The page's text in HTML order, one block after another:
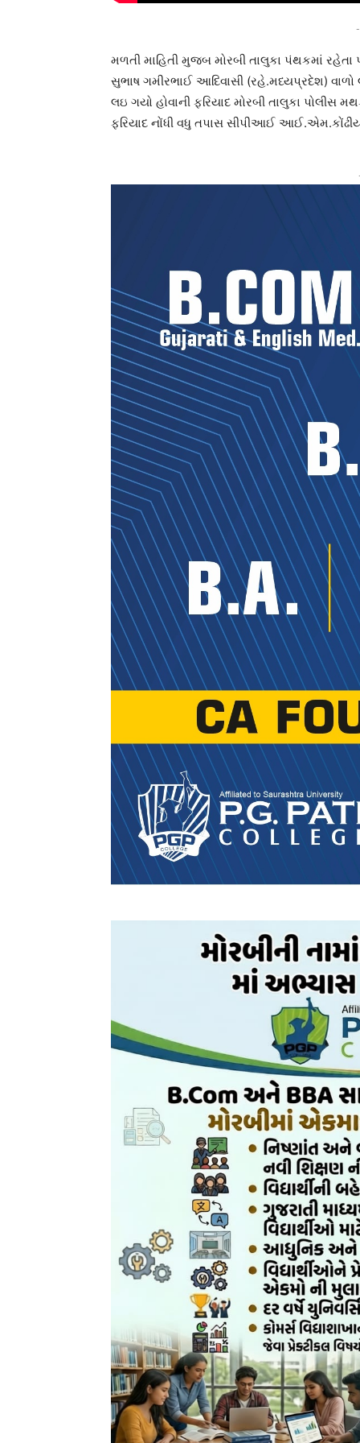
મળતી માહિતી મુજબ મોરબી તાલુકા પંથકમાં રહેતા
સુભાષ ગમીરભાઈ આદિવાસી (રહે.મધ્યપ્રદેશ) વાળો
લઇ ગયો હોવાની ફરિયાદ મોરબી તાલુકા પોલીસ
ફરિયાદ નોંધી વધુ તપાસ સીપીઆઈ